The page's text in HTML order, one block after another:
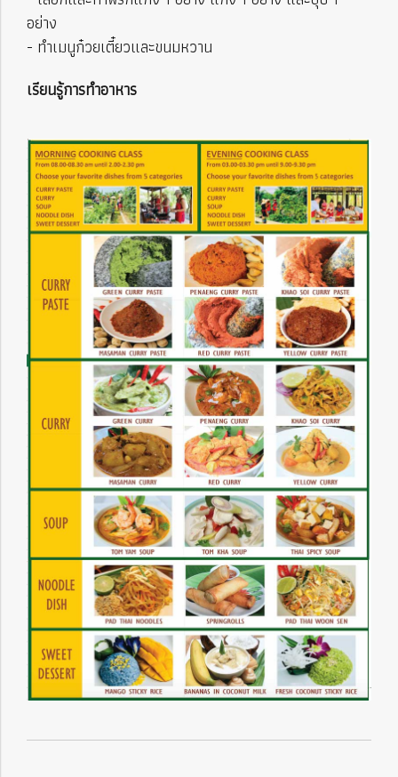
อย่าง
- ทำเมนูก๋วยเตี๋ยวและขนมหวาน
เรียนรู้การทำอาหาร